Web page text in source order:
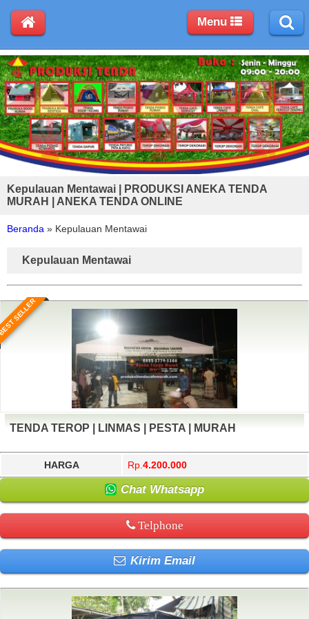
Kepulauan Mentawai | PRODUKSI ANEKA TENDA
MURAH | ANEKA TENDA ONLINE
Beranda » Kepulauan Mentawai
Kepulauan Mentawai
SELLER
TENDA TEROP | LINMAS | PESTA | MURAH
HARGA Rp. 4.200.000
Chat Whatsapp
Telphone
Kirim Email
Menu